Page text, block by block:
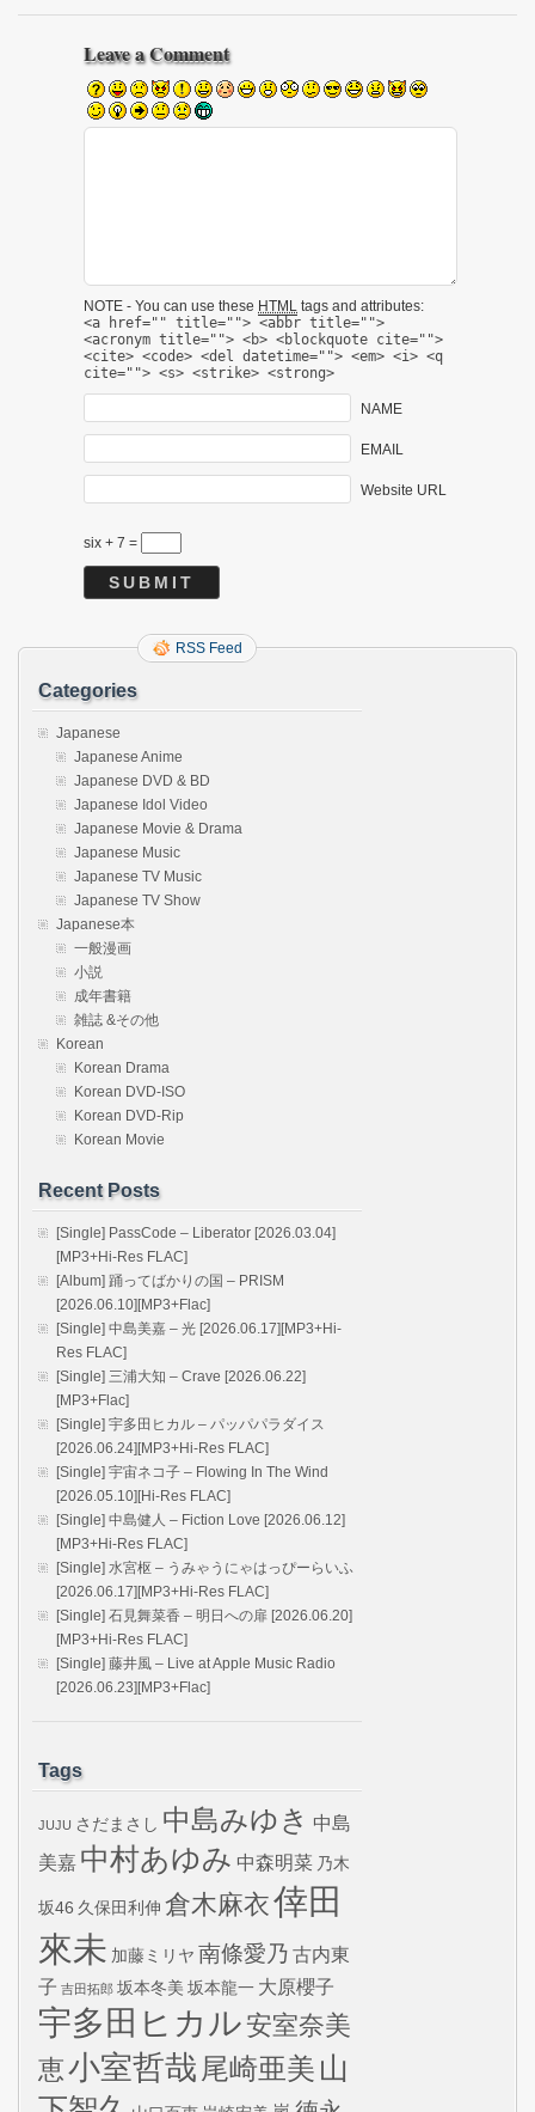
Leave a Comment
NOTE - You can use these HTML tags and attributes:
<a href="" title=""> <abbr title="">
<acronym title=""> <b> <blockquote cite="">
<cite> <code> <del datetime=""> <em> <i> <q
cite=""> <s> <strike> <strong>
NAME
EMAIL
Website URL
six + 7 =
RSS Feed
Categories
Japanese
Japanese Anime
Japanese DVD & BD
Japanese Idol Video
Japanese Movie & Drama
Japanese Music
Japanese TV Music
Japanese TV Show
Japanese本
一般漫画
小説
成年書籍
雑誌 &その他
Korean
Korean Drama
Korean DVD-ISO
Korean DVD-Rip
Korean Movie
Recent Posts
[Single] PassCode – Liberator [2026.03.04]
[MP3+Hi-Res FLAC]
[Album] 踊ってばかりの国 – PRISM
[2026.06.10][MP3+Flac]
[Single] 中島美嘉 – 光 [2026.06.17][MP3+Hi-
Res FLAC]
[Single] 三浦大知 – Crave [2026.06.22]
[MP3+Flac]
[Single] 宇多田ヒカル – パッパパラダイス
[2026.06.24][MP3+Hi-Res FLAC]
[Single] 宇宙ネコ子 – Flowing In The Wind
[2026.05.10][Hi-Res FLAC]
[Single] 中島健人 – Fiction Love [2026.06.12]
[MP3+Hi-Res FLAC]
[Single] 水宮枢 – うみゃうにゃはっぴーらいふ
[2026.06.17][MP3+Hi-Res FLAC]
[Single] 石見舞菜香 – 明日への扉 [2026.06.20]
[MP3+Hi-Res FLAC]
[Single] 藤井風 – Live at Apple Music Radio
[2026.06.23][MP3+Flac]
Tags
JUJU さだまさし 中島みゆき 中島
美嘉 中村あゆみ 中森明菜 乃木
坂46 久保田利伸 倉木麻衣倖田
來未 加藤ミリヤ 南條愛乃 古内東
子 吉田拓郎 坂本冬美 坂本龍一 大原櫻子
宇多田ヒカル安室奈美
恵小室哲哉 尾崎亜美 山